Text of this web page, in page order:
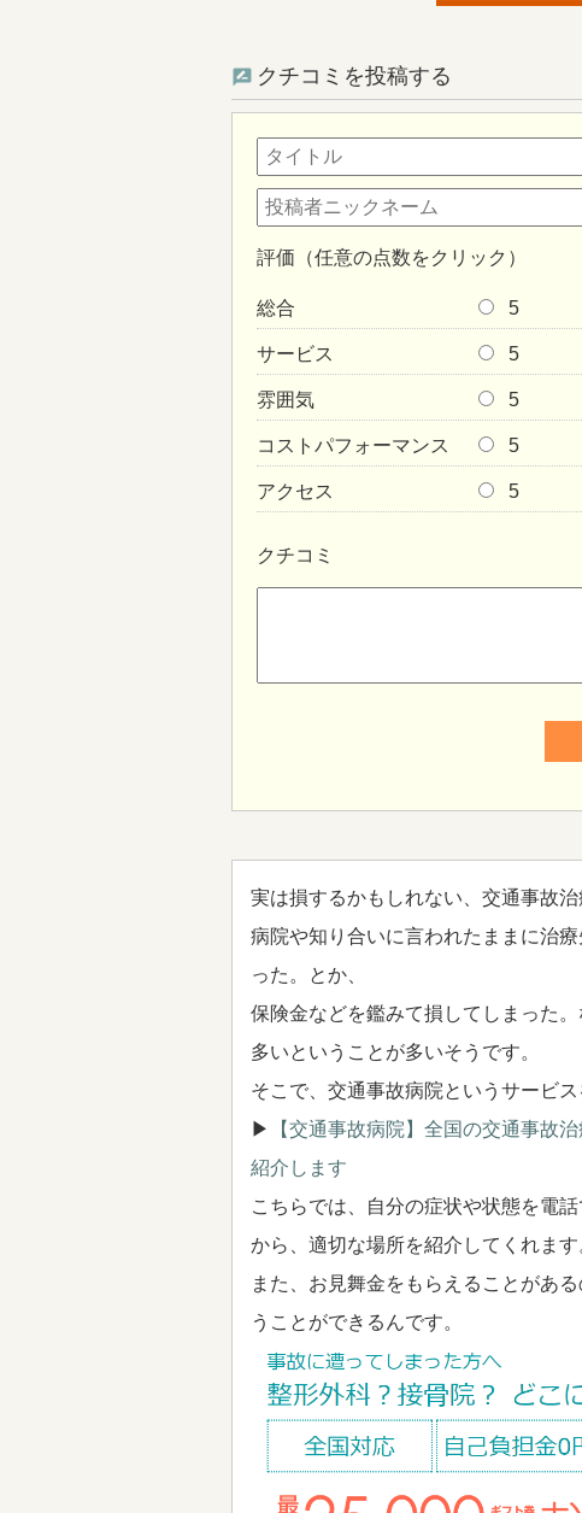
クチコミを投稿する
評価（任意の点数をクリック）
総合 5
サービス 5
雰囲気 5
コストパフォーマンス 5
アクセス 5
クチコミ
実は損するかもしれない、交通事故治
病院や知り合いに言われたままに治
った。とか、
保険金などを鑑みて損してしまった
多いということが多いそうです。
そこで、交通事故病院というサービス
▶
【交通事故病院】全国の交通事故
紹介します
こちらでは、自分の症状や状態を電
から、適切な場所を紹介してくれます
また、お見舞金をもらえることがあ
うことができるんです。